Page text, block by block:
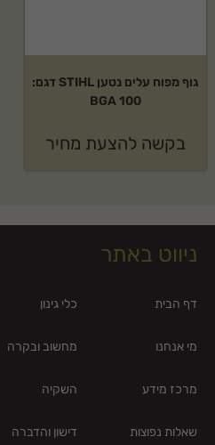
גוף מפוח עלים נטען STIHL דגם:
BGA 100
בקשה להצעת מחיר
ניווט באתר
דף הבית
מי אנחנו
מרכז מידע
שאלות נפוצות
כלי גינון
מחשוב ובקרה
השקיה
דישון והדברה